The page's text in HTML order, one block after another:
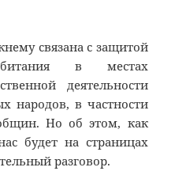
связана с защитой
в местах
деятельности
народов, в частности
Но об этом, как
будет на страницах
разговор.